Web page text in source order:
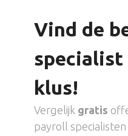
Vind de
klus!
Vergelijk gratis
payroll